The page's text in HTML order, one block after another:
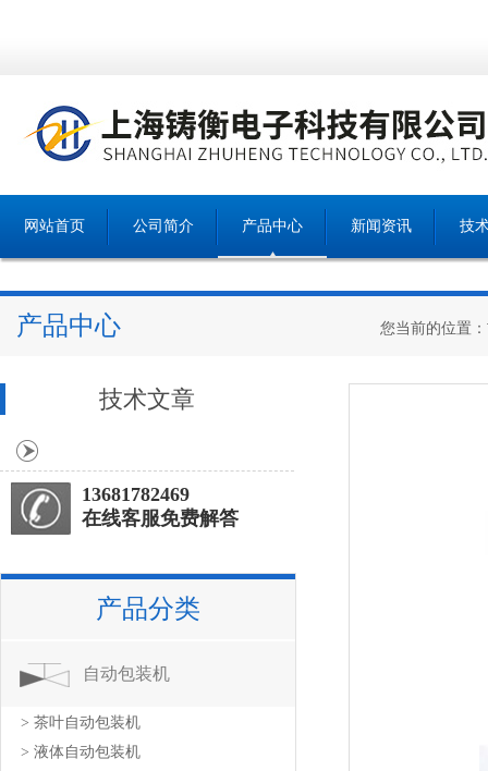
网站首页 公司简介 产品中心 新闻资讯 技
产品中心 您当前的位置：
技术文章
13681782469
在线客服免费解答
产品分类
自动包装机
> 茶叶自动包装机
> 液体自动包装机